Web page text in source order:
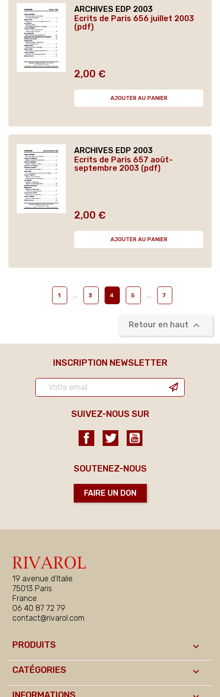
ARCHIVES EDP 2003
Ecrits de Paris 656 juillet 2003
(pdf)
Prix
2,00 €
AJOUTER AU PANIER
ARCHIVES EDP 2003
Ecrits de Paris 657 août-
septembre 2003 (pdf)
Prix
2,00 €
AJOUTER AU PANIER
1 3 4 5 7
Retour en haut 
INSCRIPTION NEWSLETTER
SUIVEZ-NOUS SUR
FacebookTwitter
SOUTENEZ-NOUS
FAIRE UN DON
19 avenue d'Italie
75013 Paris
France
06 40 87 72 79
contact@rivarol.com
PRODUITS 
CATÉGORIES 